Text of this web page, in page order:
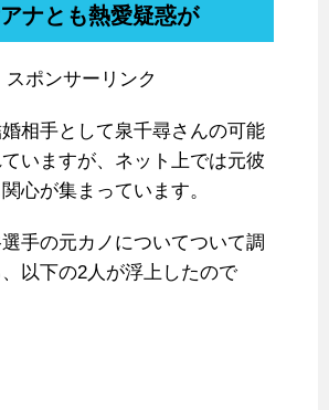
ナとも熱愛疑惑が
スポンサーリンク
相手として泉千尋さんの可能
いますが、ネット上では元彼
心が集まっています。
手の元カノについてついて調
以下の2人が浮上したので